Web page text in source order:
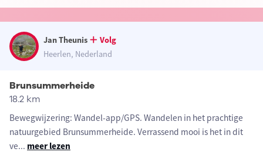
Jan Theunis
Volg
Heerlen, Nederland
Brunsummerheide
18.2 km
Bewegwijzering: Wandel-app/GPS. Wandelen in het prachtige
natuurgebied Brunsummerheide. Verrassend mooi is het in dit
ve... meer lezen